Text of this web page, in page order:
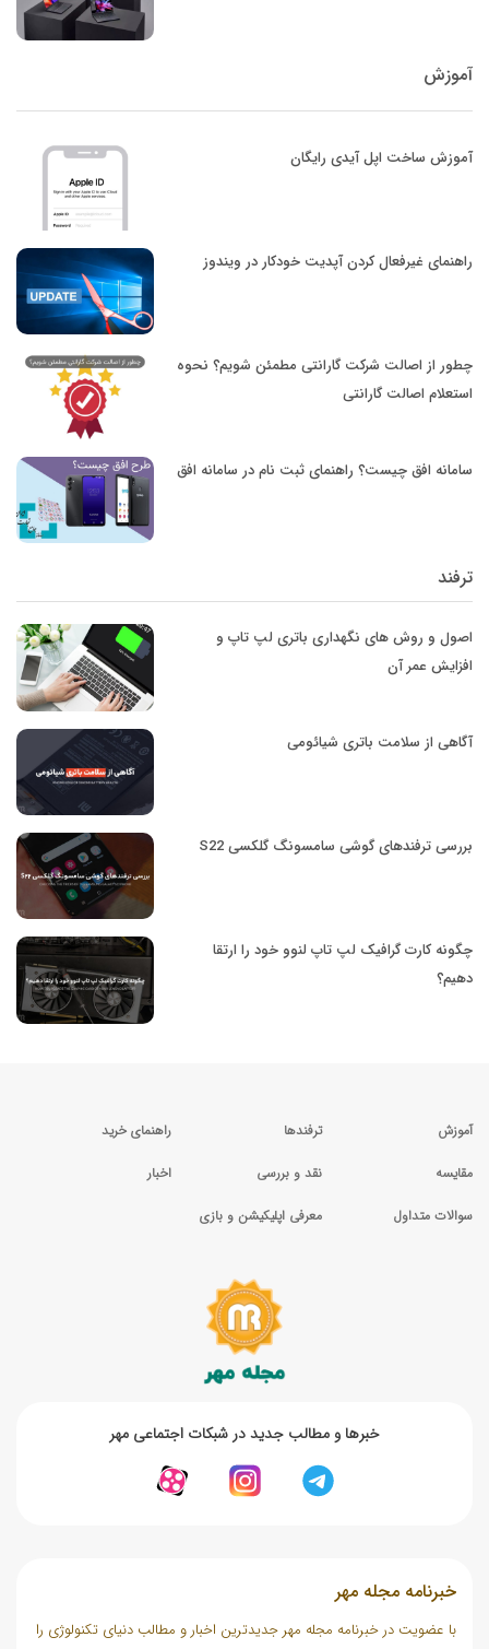
آموزش
آموزش ساخت اپل آیدی رایگان
راهنمای غیرفعال کردن آپدیت خودکار در ویندوز
چطور از اصالت شرکت گارانتی مطمئن شویم؟ نحوه
استعلام اصالت گارانتی
سامانه افق چیست؟ راهنمای ثبت نام در سامانه افق
ترفند
اصول و روش های نگهداری باتری لپ تاپ و
افزایش عمر آن
آگاهی از سلامت باتری شیائومی
بررسی ترفندهای گوشی سامسونگ گلکسی S22
چگونه کارت گرافیک لپ تاپ لنوو خود را ارتقا
دهیم؟
آموزش ترفندها راهنمای خرید
مقایسه نقد و بررسی اخبار
سوالات متداول معرفی اپلیکیشن و بازی
خبر‌ها و مطالب جدید در شبکات اجتماعی مهر
خبرنامه مجله مهر
با عضویت در خبرنامه مجله مهر جدیدترین اخبار و مطالب دنیای تکنولوژی را